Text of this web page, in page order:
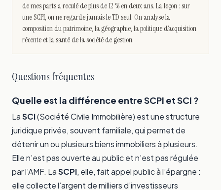
de mes parts a reculé de plus de 12 % en deux ans. La leçon : sur
une SCPI, on ne regarde jamais le TD seul. On analyse la
composition du patrimoine, la géographie, la politique d’acquisition
récente et la santé de la société de gestion.
Questions fréquentes
Quelle est la différence entre SCPI et SCI ?
LaSCI(Société Civile Immobilière) est une structure
juridique privée, souvent familiale, qui permet de
détenir un ou plusieurs biens immobiliers à plusieurs.
Elle n’est pas ouverte au public et n’est pas régulée
par l’AMF. LaSCPI, elle, fait appel public à l’épargne :
elle collecte l’argent de milliers d’investisseurs